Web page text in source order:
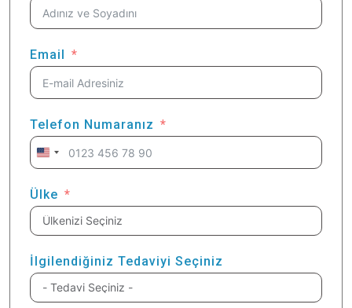
Email
Telefon Numaranız
United
+1
Ülke
İlgilendiğiniz Tedaviyi Seçiniz